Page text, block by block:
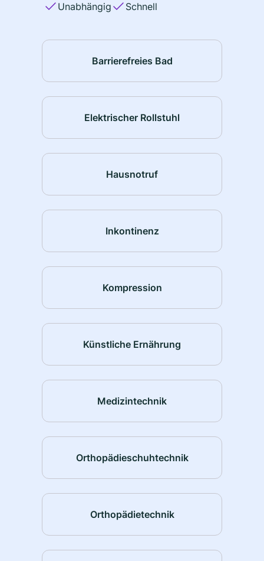
Unabhängig
Schnell
Barrierefreies Bad
Elektrischer Rollstuhl
Hausnotruf
Inkontinenz
Kompression
Künstliche Ernährung
Medizintechnik
Orthopädieschuhtechnik
Orthopädietechnik